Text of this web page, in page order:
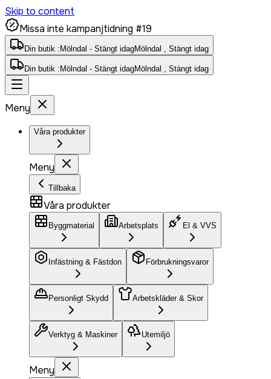
Skip to content
Missa inte kampanjtidning #19
Din butik : Mölndal - Stängt idagMölndal , Stängt idag
Din butik : Mölndal - Stängt idagMölndal , Stängt idag
Meny
Våra produkter
Meny
Tillbaka
Våra produkter
Byggmaterial Arbetsplats El & VVS
Infästning & Fästdon Förbrukningsvaror
Personligt Skydd Arbetskläder & Skor
Verktyg & Maskiner Utemiljö
Meny